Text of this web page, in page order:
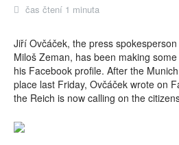
čas čtení 1 minuta
Jiří Ovčáček, the press
Miloš Zeman, has been making
his Facebook profile. After the
place last Friday, Ovčáček wrote on
the Reich is now calling on the